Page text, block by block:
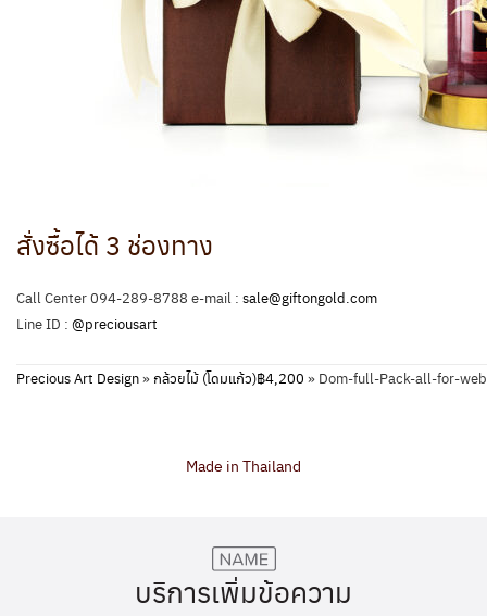
สั่งซื้อได้ 3 ช่องทาง
Call Center 094-289-8788 e-mail : sale@giftongold.com
Line ID : @preciousart
Precious Art Design»กล้วยไม้ (โดมแก้ว)฿4,200 » Dom-full-Pack-all-for-web
Made in Thailand
บริการเพิ่มข้อความ